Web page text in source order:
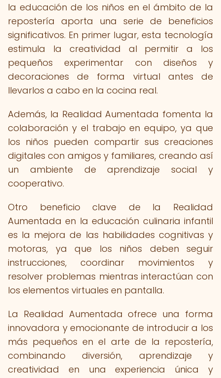
la educación de los niños en el ámbito de la
repostería aporta una serie de beneficios
significativos. En primer lugar, esta tecnología
estimula la creatividad al permitir a los
pequeños experimentar con diseños y
decoraciones de forma virtual antes de
llevarlos a cabo en la cocina real.
Además, la Realidad Aumentada fomenta la
colaboración y el trabajo en equipo, ya que
los niños pueden compartir sus creaciones
digitales con amigos y familiares, creando así
un ambiente de aprendizaje social y
cooperativo.
Otro beneficio clave de la Realidad
Aumentada en la educación culinaria infantil
es la mejora de las habilidades cognitivas y
motoras, ya que los niños deben seguir
instrucciones, coordinar movimientos y
resolver problemas mientras interactúan con
los elementos virtuales en pantalla.
La Realidad Aumentada ofrece una forma
innovadora y emocionante de introducir a los
más pequeños en el arte de la repostería,
combinando diversión, aprendizaje y
creatividad en una experiencia única y